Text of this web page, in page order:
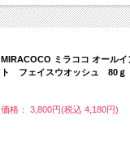
MIRACOCO ミラココ オール
ト フェイスウオッシュ 80ｇ
価格： 3,800円(税込 4,180円)